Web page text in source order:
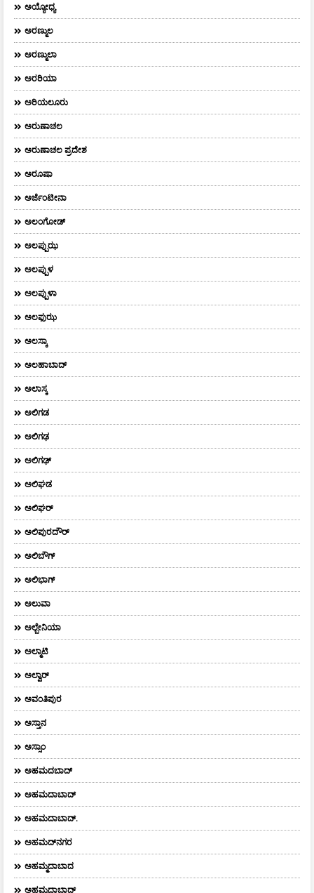
ಅಯ್ಯೋಧ್ಯ
ಅರಣ್ಮುಲ
ಅರಣ್ಮುಲಾ
ಅರರಿಯಾ
ಅರಿಯಲೂರು
ಅರುಣಾಚಲ
ಅರುಣಾಚಲ ಪ್ರದೇಶ
ಅರೂಷಾ
ಅರ್ಜೆಂಟೀನಾ
ಅಲಂಗೋಡ್
ಅಲಪ್ಪುಝ
ಅಲಪ್ಪುಳ
ಅಲಪ್ಪುಳಾ
ಅಲಫುಝ
ಅಲಸ್ಕಾ
ಅಲಹಾಬಾದ್
ಅಲಾಸ್ಕ
ಅಲಿಗಡ
ಅಲಿಗಢ
ಅಲಿಗಢ್
ಅಲಿಘಡ
ಅಲಿಘರ್
ಅಲಿಪುರದೌರ್‌
ಅಲಿಬೌಗ್
ಅಲಿಭಾಗ್
ಅಲುವಾ
ಅಲ್ಬೇನಿಯಾ
ಅಲ್ಮಾಟಿ
ಅಲ್ವಾರ್
ಅವಂತಿಪುರ
ಅಸ್ತಾನ
ಅಸ್ಸಾಂ
ಅಹಮದಬಾದ್
ಅಹಮದಾಬಾದ್
ಅಹಮದಾಬಾದ್‌.
ಅಹಮದ್‌ನಗರ
ಅಹಮ್ಮದಾಬಾದ
ಅಹಮ್ಮದಾಬಾದ್